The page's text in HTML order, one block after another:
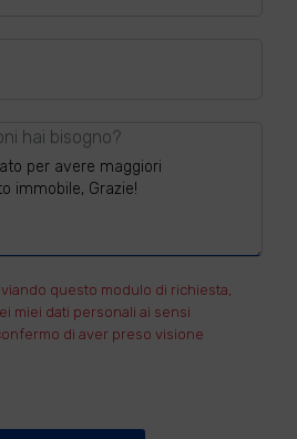
hai bisogno?
questo modulo di richiesta,
miei dati personali ai sensi
di aver preso visione